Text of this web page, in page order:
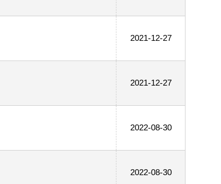
2021-12-27
2021-12-27
2022-08-30
2022-08-30